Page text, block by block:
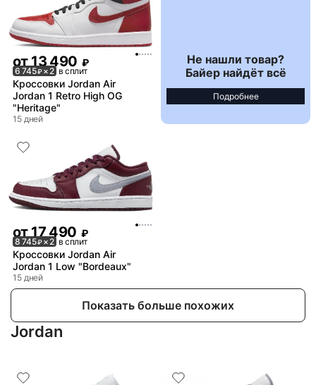
от13 490 ₽
6 745₽× 2 в сплит
Кроссовки Jordan Air
Jordan 1 Retro High OG
"Heritage"
15 дней
Не нашли товар?
Байер найдёт всё
Подробнее
от17 490 ₽
8 745₽× 2 в сплит
Кроссовки Jordan Air
Jordan 1 Low "Bordeaux"
15 дней
Показать больше похожих
Jordan